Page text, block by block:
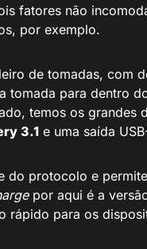
fatores não
por exemplo.
de tomadas, com
tomada para dentro
temos os grandes
3.1 e uma saída
do protocolo e
por aqui é a
rápido para os